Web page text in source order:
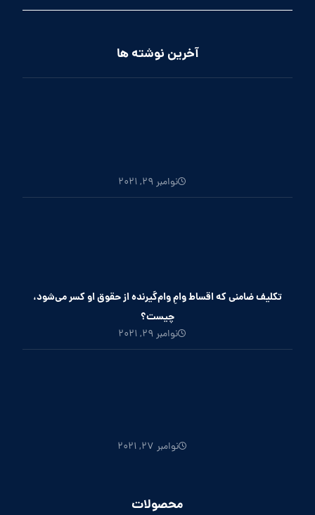
آخرین نوشته ها
نوامبر 29, 2021
تکلیف ضامنی که اقساط وامِ وام‌گیرنده از حقوق او کسر می‌شود،
چیست؟
نوامبر 29, 2021
نوامبر 27, 2021
محصولات